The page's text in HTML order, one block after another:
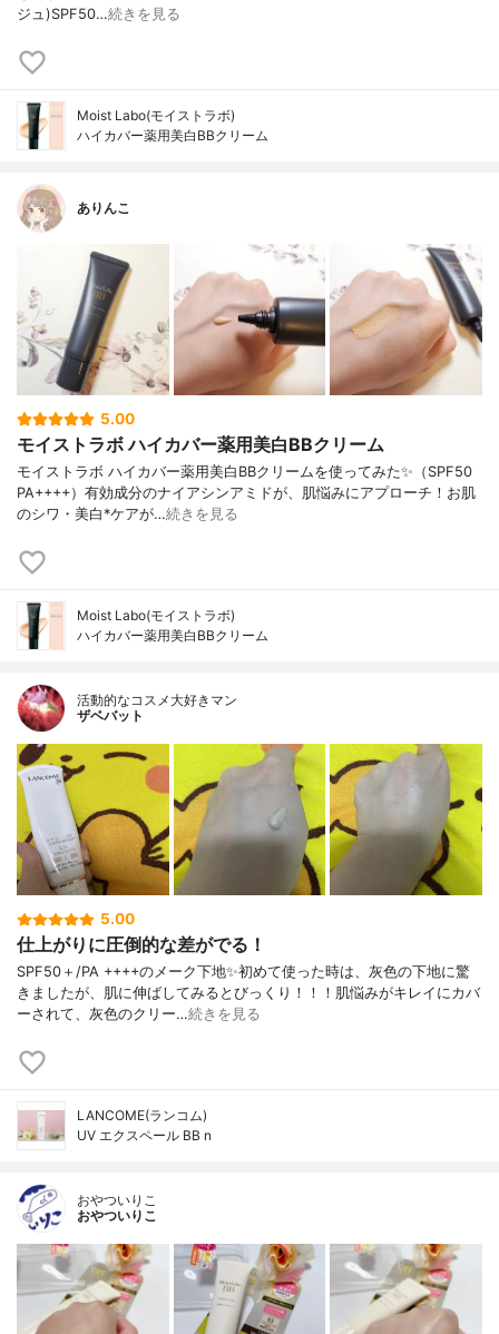
ジュ)SPF50…続きを見る
Moist Labo(モイストラボ)
ハイカバー薬用美白BBクリーム
ありんこ
5.00
モイストラボ ハイカバー薬用美白BBクリーム
モイストラボ ハイカバー薬用美白BBクリームを使ってみた✨（SPF50
PA++++）有効成分のナイアシンアミドが、肌悩みにアプローチ！お肌
のシワ・美白*ケアが…続きを見る
Moist Labo(モイストラボ)
ハイカバー薬用美白BBクリーム
活動的なコスメ大好きマン
ザベバット
5.00
仕上がりに圧倒的な差がでる！
SPF50＋/PA ++++のメーク下地✨初めて使った時は、灰色の下地に驚
きましたが、肌に伸ばしてみるとびっくり！！！肌悩みがキレイにカバ
ーされて、灰色のクリー…続きを見る
LANCOME(ランコム)
UV エクスペール BB n
おやついりこ
おやついりこ